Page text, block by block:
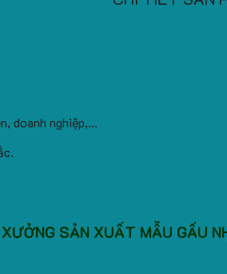
doanh nghiệp,…
SẢN XUẤT MẪU GẤU